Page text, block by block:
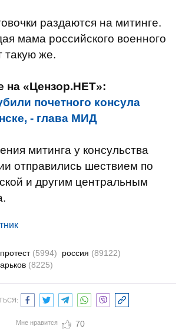
раздаются на митинге.
мама российского военного
такую же.
на «Цензор.НЕТ»:
почетного консула
- глава МИД
митинга у консульства
отправились шествием по
и другим центральным
протест (5994) россия (89122)
(8225)
Мне нравится 70